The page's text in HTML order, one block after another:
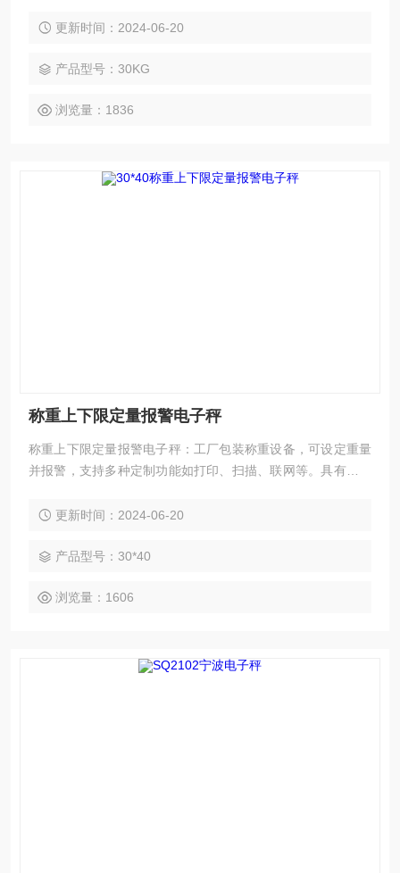
更新时间：2024-06-20
产品型号：30KG
浏览量：1836
称重上下限定量报警电子秤
称重上下限定量报警电子秤：工厂包装称重设备，可设定重量
并报警，支持多种定制功能如打印、扫描、联网等。具有防震
重场景。更新时间：2024-06-20
产品型号：30*40
浏览量：1606